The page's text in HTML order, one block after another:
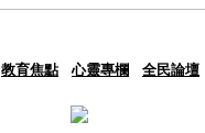
教育焦點 心靈專欄 全民論壇